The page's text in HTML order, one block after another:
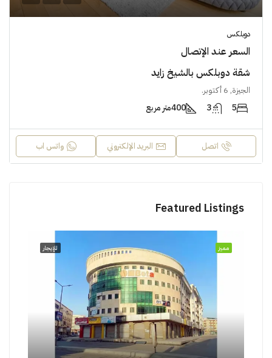
دوبلكس
السعر عند الإتصال
شقة دوبلكس بالشيخ زايد
الجيزة, 6 أكتوبر.
5
3
400متر مربع
اتصل البريد الإلكتروني واتس اب
Featured Listings
للإيجار مميز